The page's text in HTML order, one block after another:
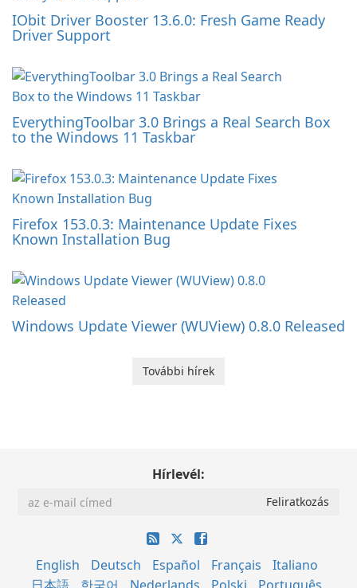
IObit Driver Booster 13.6.0: Fresh Game Ready
Driver Support
EverythingToolbar 3.0 Brings a Real Search Box
to the Windows 11 Taskbar
Firefox 153.0.3: Maintenance Update Fixes
Known Installation Bug
Windows Update Viewer (WUView) 0.8.0 Released
További hírek
Hírlevél:
English Deutsch Español Français
Italiano